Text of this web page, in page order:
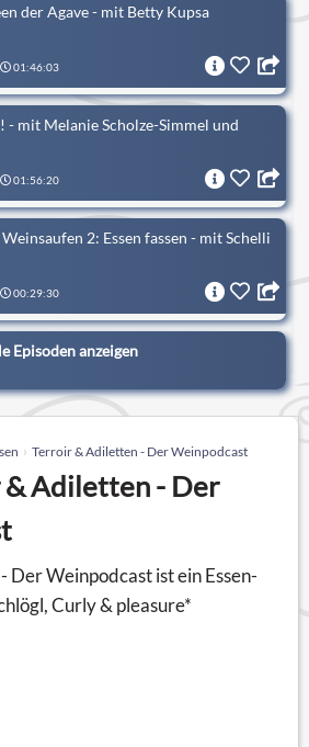
der Agave - mit Betty Kupsa
01:46:03
- mit Melanie Scholze-Simmel und
01:56:20
2: Essen fassen - mit Schelli
00:29:30
Episoden anzeigen
Terroir & Adiletten - Der Weinpodcast
& Adiletten - Der
Weinpodcast ist ein Essen-
Curly & pleasure*